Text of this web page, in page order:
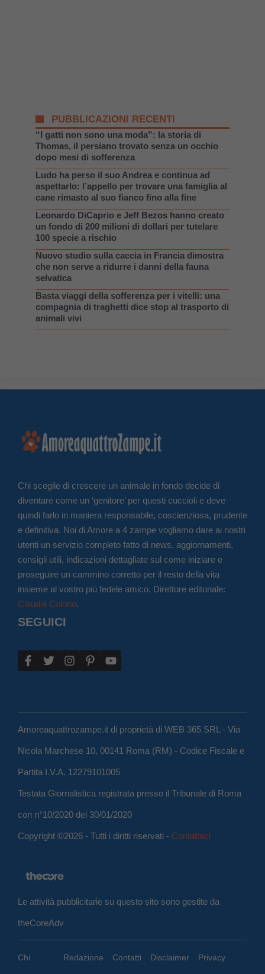
PUBBLICAZIONI RECENTI
“I gatti non sono una moda”: la storia di
Thomas, il persiano trovato senza un occhio
dopo mesi di sofferenza
Ludo ha perso il suo Andrea e continua ad
aspettarlo: l’appello per trovare una famiglia al
cane rimasto al suo fianco fino alla fine
Leonardo DiCaprio e Jeff Bezos hanno creato
un fondo di 200 milioni di dollari per tutelare
100 specie a rischio
Nuovo studio sulla caccia in Francia dimostra
che non serve a ridurre i danni della fauna
selvatica
Basta viaggi della sofferenza per i vitelli: una
compagnia di traghetti dice stop al trasporto di
animali vivi
Chi sceglie di crescere un animale in fondo decide di
diventare come un ‘genitore’ per questi cuccioli e deve
quindi farlo in maniera responsabile, coscienziosa, prudente
e definitiva. Noi di Amore a 4 zampe vogliamo dare ai nostri
utenti un servizio completo fatto di news, aggiornamenti,
consigli utili, indicazioni dettagliate sul come iniziare e
proseguire un cammino corretto per il resto della vita
insieme al vostro più fedele amico. Direttore editoriale:
Claudia Colono.
SEGUICI
Amoreaquattrozampe.it di proprietà di WEB 365 SRL - Via
Nicola Marchese 10, 00141 Roma (RM) - Codice Fiscale e
Partita I.V.A. 12279101005
Testata Giornalistica registrata presso il Tribunale di Roma
con n°10/2020 del 30/01/2020
Copyright ©2026 - Tutti i diritti riservati - Contattaci
Le attività pubblicitarie su questo sito sono gestite da
theCoreAdv
Chi Redazione Contatti Disclaimer Privacy